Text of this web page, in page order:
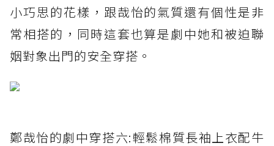
小巧思的花樣，跟哉怡的氣質還有個性是非
常相搭的，同時這套也算是劇中她和被迫聯
姻對象出門的安全穿搭。
鄭哉怡的劇中穿搭六:輕鬆棉質長袖上衣配牛